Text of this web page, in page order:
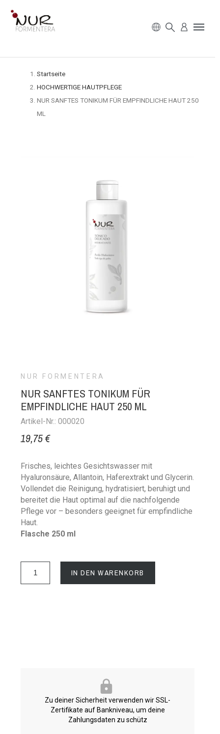
Startseite
HOCHWERTIGE HAUTPFLEGE
NUR SANFTES TONIKUM FÜR EMPFINDLICHE HAUT 250
ML
NUR FORMENTERA
NUR SANFTES TONIKUM FÜR
EMPFINDLICHE HAUT 250 ML
Artikel-Nr.: 000020
19,75 €
Frisches, leichtes Gesichtswasser mit
Hyaluronsäure, Allantoin, Haferextrakt und Glycerin.
Vollendet die Reinigung, hydratisiert, beruhigt und
bereitet die Haut optimal auf die nachfolgende
Pflege vor – besonders geeignet für empfindliche
Haut.
Flasche 250 ml
IN DEN WARENKORB
Zu deiner Sicherheit verwenden wir SSL-
Zertifikate auf Bankniveau, um deine
Zahlungsdaten zu schütz